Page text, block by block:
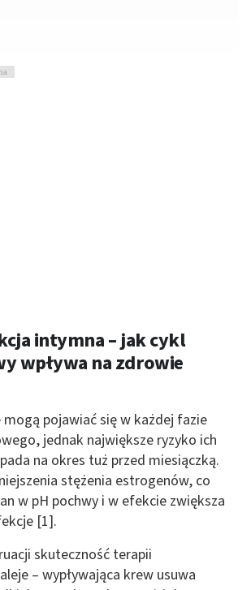
intymna – jak cykl
wpływa na zdrowie
pojawiać się w każdej fazie
jednak największe ryzyko ich
na okres tuż przed miesiączką.
stężenia estrogenów, co
w pH pochwy i w efekcie zwiększa
[1].
skuteczność terapii
– wypływająca krew usuwa